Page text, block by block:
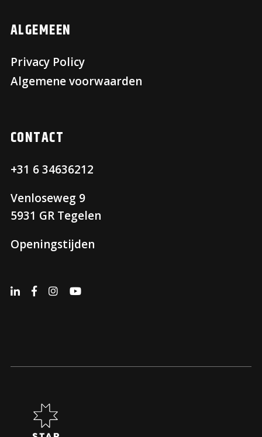
ALGEMEEN
Privacy Policy
Algemene voorwaarden
CONTACT
+31 6 34636212
Venloseweg 9
5931 GR Tegelen
Openingstijden